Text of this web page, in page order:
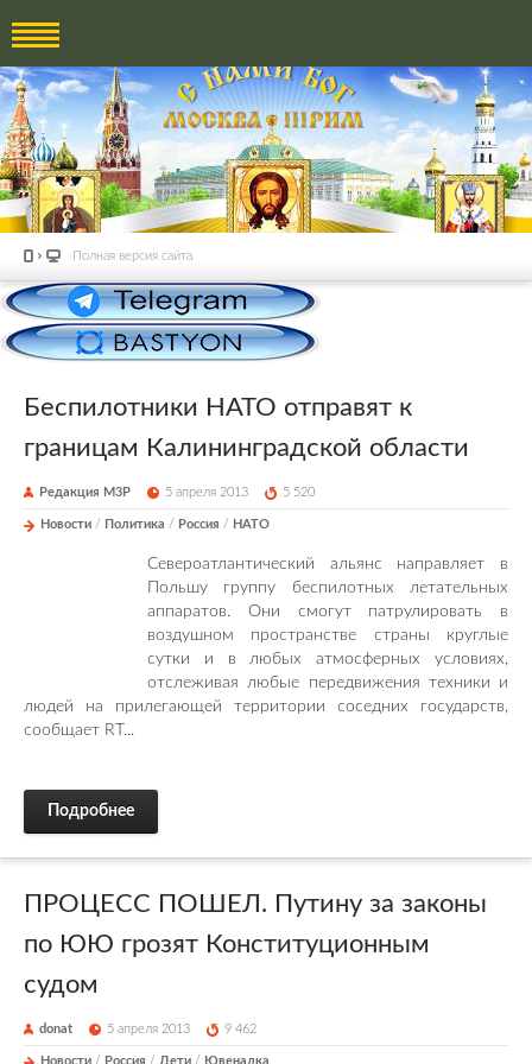
Полная версия сайта
Беспилотники НАТО отправят к
границам Калининградской области
Редакция М3Р 5 апреля 2013 5 520
Новости / Политика / Россия / НАТО
Североатлантический альянс направляет в
Польшу группу беспилотных летательных
аппаратов. Они смогут патрулировать в
воздушном пространстве страны круглые
сутки и в любых атмосферных условиях,
отслеживая любые передвижения техники и
людей на прилегающей территории соседних государств,
сообщает RT...
Подробнее
ПРОЦЕСС ПОШЕЛ. Путину за законы
по ЮЮ грозят Конституционным
судом
donat 5 апреля 2013 9 462
Новости / Россия / Дети / Ювеналка